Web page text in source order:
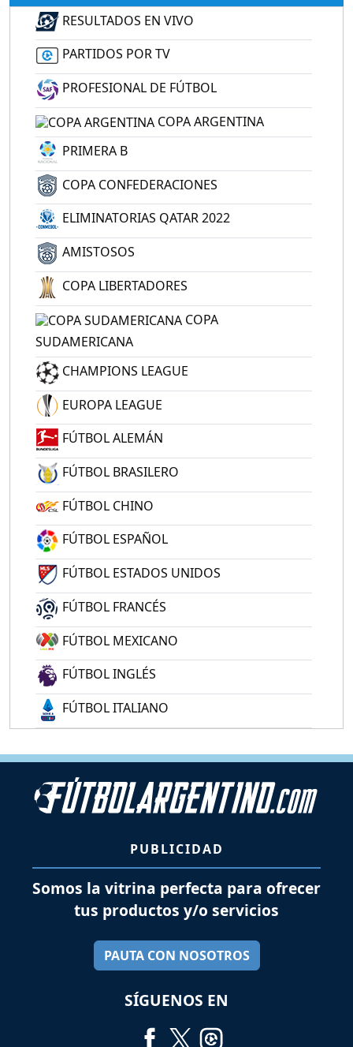
RESULTADOS EN VIVO
PARTIDOS POR TV
PROFESIONAL DE FÚTBOL
COPA ARGENTINA
PRIMERA B
COPA CONFEDERACIONES
ELIMINATORIAS QATAR 2022
AMISTOSOS
COPA LIBERTADORES
COPA
SUDAMERICANA
CHAMPIONS LEAGUE
EUROPA LEAGUE
FÚTBOL ALEMÁN
FÚTBOL BRASILERO
FÚTBOL CHINO
FÚTBOL ESPAÑOL
FÚTBOL ESTADOS UNIDOS
FÚTBOL FRANCÉS
FÚTBOL MEXICANO
FÚTBOL INGLÉS
FÚTBOL ITALIANO
PUBLICIDAD
Somos la vitrina perfecta para ofrecer
tus productos y/o servicios
PAUTA CON NOSOTROS
SÍGUENOS EN